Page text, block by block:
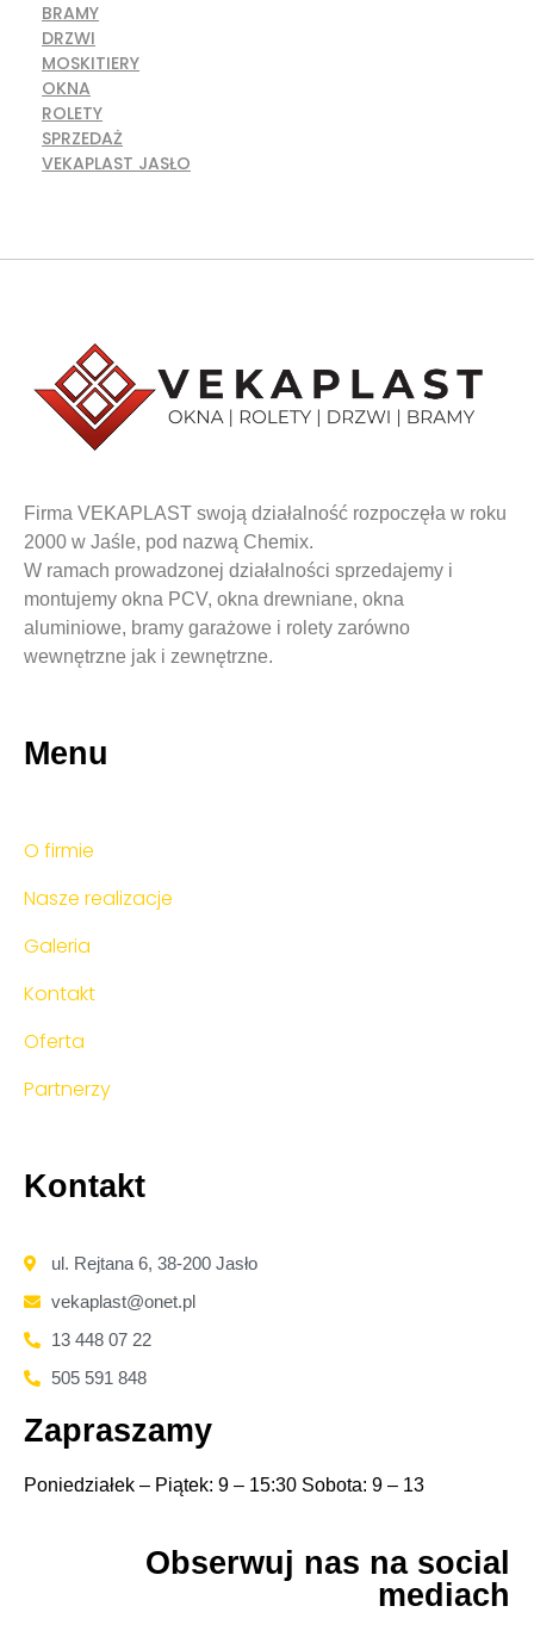
BRAMY
DRZWI
MOSKITIERY
OKNA
ROLETY
SPRZEDAŻ
VEKAPLAST JASŁO
Firma VEKAPLAST swoją działalność rozpoczęła w roku
2000 w Jaśle, pod nazwą Chemix.
W ramach prowadzonej działalności sprzedajemy i
montujemy okna PCV, okna drewniane, okna
aluminiowe, bramy garażowe i rolety zarówno
wewnętrzne jak i zewnętrzne.
Menu
O firmie
Nasze realizacje
Galeria
Kontakt
Oferta
Partnerzy
Kontakt
ul. Rejtana 6, 38-200 Jasło
vekaplast@onet.pl
13 448 07 22
505 591 848
Zapraszamy
Poniedziałek – Piątek: 9 – 15:30 Sobota: 9 – 13
Obserwuj nas na social
mediach